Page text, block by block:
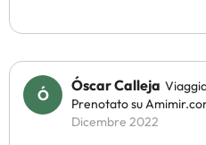
Óscar Calleja
Prenotato su
Dicembre 2022